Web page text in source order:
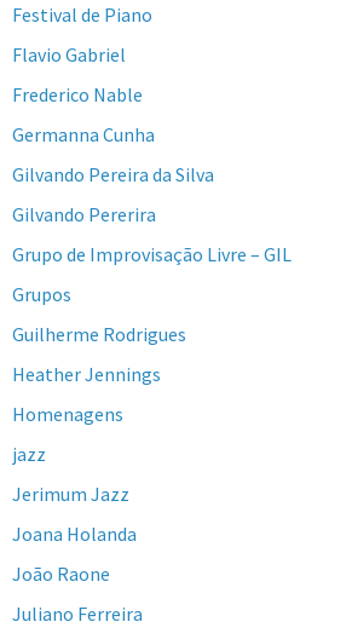
Festival de Piano
Flavio Gabriel
Frederico Nable
Germanna Cunha
Gilvando Pereira da Silva
Gilvando Pererira
Grupo de Improvisação Livre – GIL
Grupos
Guilherme Rodrigues
Heather Jennings
Homenagens
jazz
Jerimum Jazz
Joana Holanda
João Raone
Juliano Ferreira